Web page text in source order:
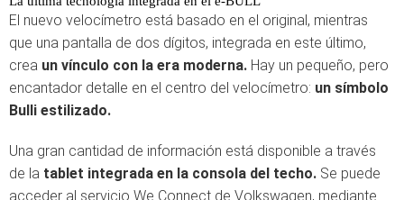
El nuevo velocímetro está basado en el original, mientras
que una pantalla de dos dígitos, integrada en este último,
crea un vínculo con la era moderna. Hay un pequeño, pero
encantador detalle en el centro del velocímetro: un símbolo
Bulli estilizado.
Una gran cantidad de información está disponible a través
de la tablet integrada en la consola del techo. Se puede
acceder al servicio We Connect de Volkswagen, mediante